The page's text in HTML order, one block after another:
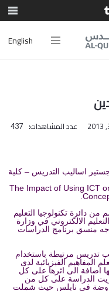
English
عدد المشاهدات: 437
اساليب التدريس – كلية
The Impact of Using ICT
دائرة تكنولوجيا التعليم
الالكتروني في وزارة
منسق برنامج الدراسات
تدريس مرتبطة باستخدام
المفاهيم الفيزيائية لدى
اضافة الى اثرها على كل
الدراسة على كل من
في نابلس حيث شملت